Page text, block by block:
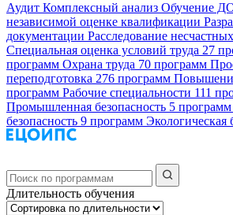
Аудит Комплексный анализ Обучение
независимой оценке квалификации
документации Расследование
Специальная оценка условий труда 27
программ Охрана труда 70 программ
переподготовка 276 программ
программ Рабочие специальности 111
Промышленная безопасность 5 программ
безопасность 9 программ Экологическая
Длительность обучения